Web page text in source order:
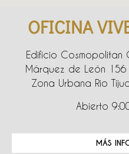
OFICINA
Edificio Cosmopolitan
Márquez de León
Zona Urbana Rio
Abierto
MÁS